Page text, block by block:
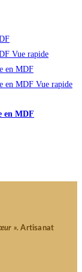
Vue rapide
Vue rapide
en MDF
».Artisanat